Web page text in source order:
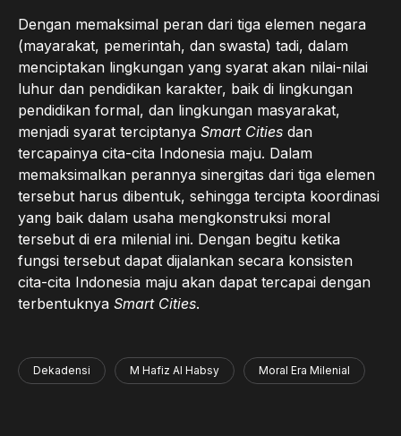
Dengan memaksimal peran dari tiga elemen negara
(mayarakat, pemerintah, dan swasta) tadi, dalam
menciptakan lingkungan yang syarat akan nilai-nilai
luhur dan pendidikan karakter, baik di lingkungan
pendidikan formal, dan lingkungan masyarakat,
menjadi syarat terciptanya Smart Cities dan
tercapainya cita-cita Indonesia maju. Dalam
memaksimalkan perannya sinergitas dari tiga elemen
tersebut harus dibentuk, sehingga tercipta koordinasi
yang baik dalam usaha mengkonstruksi moral
tersebut di era milenial ini. Dengan begitu ketika
fungsi tersebut dapat dijalankan secara konsisten
cita-cita Indonesia maju akan dapat tercapai dengan
terbentuknya Smart Cities.
Dekadensi M Hafiz Al Habsy Moral Era Milenial